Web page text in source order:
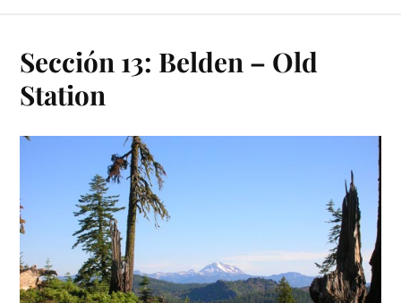
Sección 13: Belden – Old
Station